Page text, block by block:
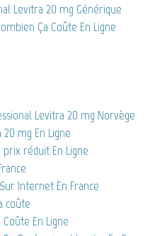
Levitra 20 mg Générique
Ça Coûte En Ligne
Levitra 20 mg Norvège
mg En Ligne
réduit En Ligne
Internet En France
coûte
En Ligne